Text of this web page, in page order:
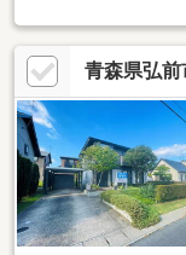
ユニバース堅田店様
弘前西城北一丁目店
ｍ（徒歩32分）【お
5年間保証・返済額や
ご提案。住宅ローン
自社売主物件につき
青森県弘